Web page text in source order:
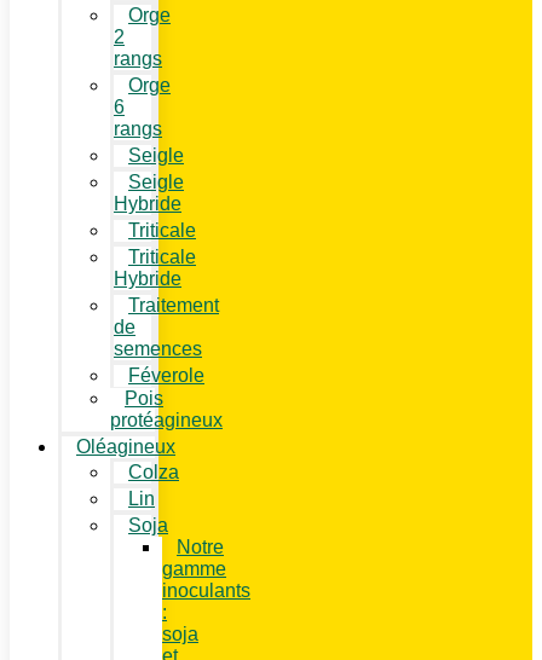
Orge
2
rangs
Orge
6
rangs
Seigle
Seigle
Hybride
Triticale
Triticale
Hybride
Traitement
de
semences
Féverole
Pois
protéagineux
Oléagineux
Colza
Lin
Soja
Notre
gamme
inoculants
:
soja
et